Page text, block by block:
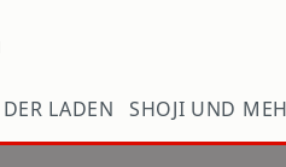
DER LADEN SHOJI UND